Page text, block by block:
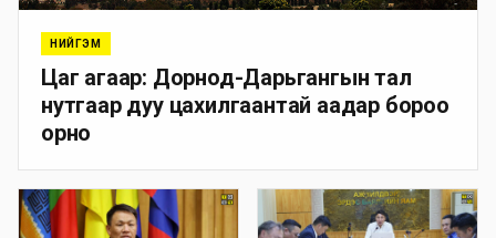
НИЙГЭМ
Цаг агаар: Дорнод-Дарьгангын тал
нутгаар дуу цахилгаантай аадар бороо
орно